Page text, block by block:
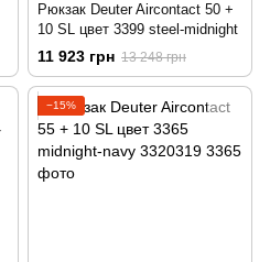
Рюкзак Deuter Aircontact 50 +
10 SL цвет 3399 steel-midnight
11 923 грн 13 248 грн
−15%